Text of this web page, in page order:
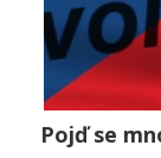
Pojď se